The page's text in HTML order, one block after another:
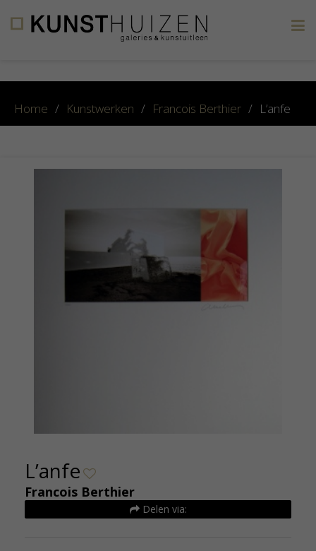
Home / Kunstwerken / Francois Berthier / L’anfe
L’anfe
Francois Berthier
Delen via: